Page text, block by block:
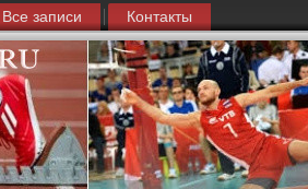
Все записи Контакты